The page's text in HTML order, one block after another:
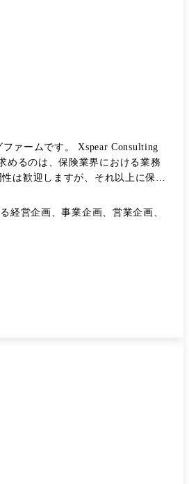
Xspear Consulting
めるのは、保険業界における業務
――そんな想いを持つ方とご一緒
民間企業にとどまらず、公共分
AI活用した業務変革 ・生保・損保
ルなプロジェクトリーダー ・IT経
進していく経験を積んでいただ
経営企画、事業企画、営業企画、